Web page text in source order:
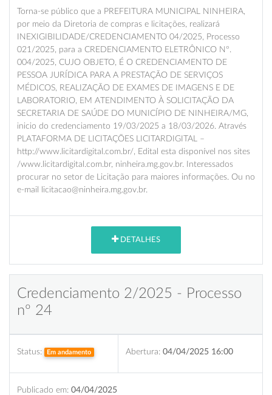
Torna-se público que a PREFEITURA MUNICIPAL NINHEIRA,
por meio da Diretoria de compras e licitações, realizará
INEXIGIBILIDADE/CREDENCIAMENTO 04/2025, Processo
021/2025, para a CREDENCIAMENTO ELETRÔNICO Nº.
004/2025, CUJO OBJETO, É O CREDENCIAMENTO DE
PESSOA JURÍDICA PARA A PRESTAÇÃO DE SERVIÇOS
MÉDICOS, REALIZAÇÃO DE EXAMES DE IMAGENS E DE
LABORATORIO, EM ATENDIMENTO À SOLICITAÇÃO DA
SECRETARIA DE SAÚDE DO MUNICÍPIO DE NINHEIRA/MG,
inicio do credenciamento 19/03/2025 a 18/03/2026. Através
PLATAFORMA DE LICITAÇÕES LICITARDIGITAL –
http://www.licitardigital.com.br/, Edital esta disponível nos sites
/www.licitardigital.com.br, ninheira.mg.gov.br. Interessados
procurar no setor de Licitação para maiores informações. Ou no
e-mail licitacao@ninheira.mg.gov.br.
DETALHES
Credenciamento 2/2025 - Processo
nº 24
Status: Em andamento Abertura: 04/04/2025 16:00
Publicado em: 04/04/2025